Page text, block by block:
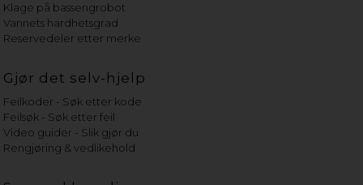
Klage på bassengrobot
Vannets hardhetsgrad
Reservedeler etter merke
Gjør det selv-hjelp
Feilkoder - Søk etter kode
Feilsøk - Søk etter feil
Video guider - Slik gjør du
Rengjøring & vedlikehold